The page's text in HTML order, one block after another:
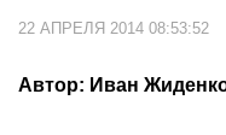
22 АПРЕЛЯ 2014 08:53:52
Автор: Иван